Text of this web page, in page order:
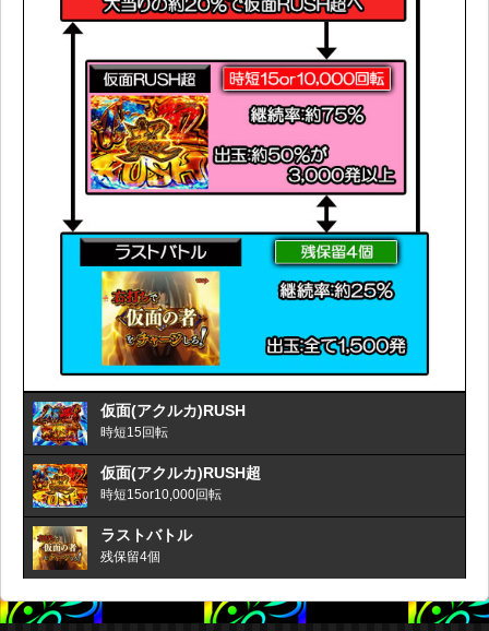
仮面(アクルカ)RUSH
時短15回転
仮面(アクルカ)RUSH超
時短15or10,000回転
ラストバトル
残保留4個